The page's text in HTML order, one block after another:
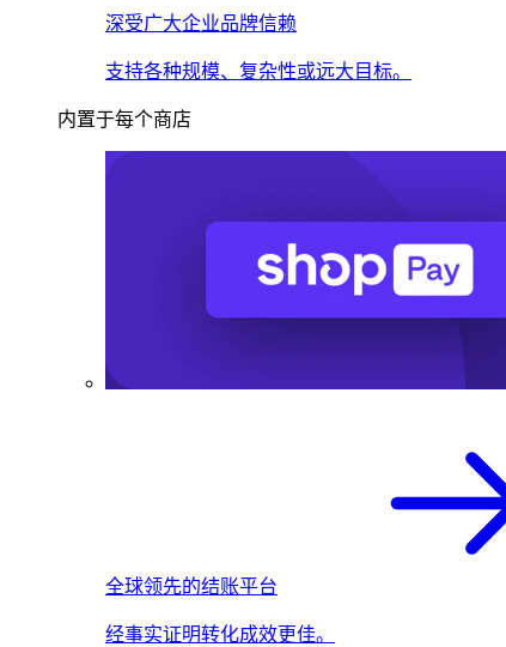
深受广大企业品牌信赖
支持各种规模、复杂性或远大目标。
内置于每个商店
全球领先的结账平台
经事实证明转化成效更佳。